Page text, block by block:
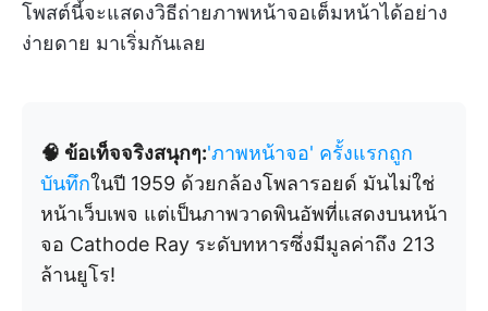
โพสต์นี้จะแสดงวิธีถ่ายภาพหน้าจอเต็มหน้าได้อย่าง
ง่ายดาย มาเริ่มกันเลย
🧠 ข้อเท็จจริงสนุกๆ:'ภาพหน้าจอ' ครั้งแรกถูก
บันทึกในปี 1959 ด้วยกล้องโพลารอยด์ มันไม่ใช่
หน้าเว็บเพจ แต่เป็นภาพวาดพินอัพที่แสดงบนหน้า
จอ Cathode Ray ระดับทหารซึ่งมีมูลค่าถึง 213
ล้านยูโร!